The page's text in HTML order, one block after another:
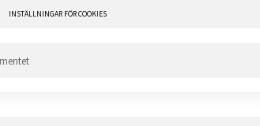
INSTÄLLNINGAR FÖR COOKIES